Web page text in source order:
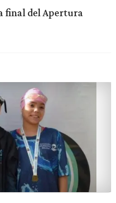
final del Apertura